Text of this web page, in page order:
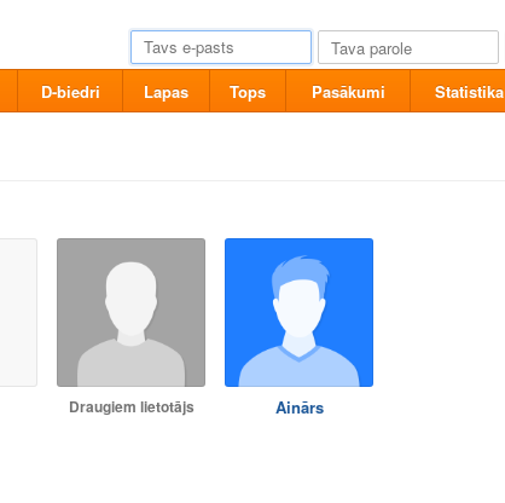
D-biedri Lapas Tops Pasākumi Statistika
Draugiem lietotājs Ainārs